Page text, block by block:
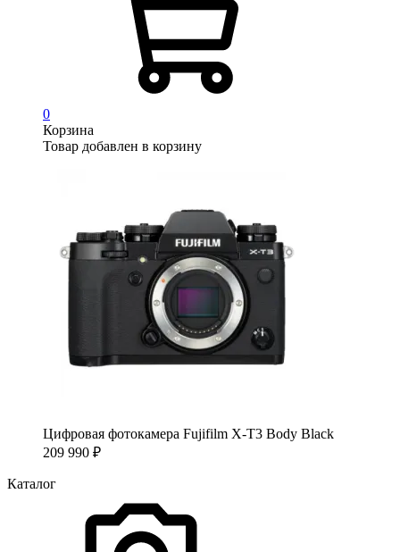
0
Корзина
Товар добавлен в корзину
Цифровая фотокамера Fujifilm X-T3 Body Black
209 990 ₽
Каталог